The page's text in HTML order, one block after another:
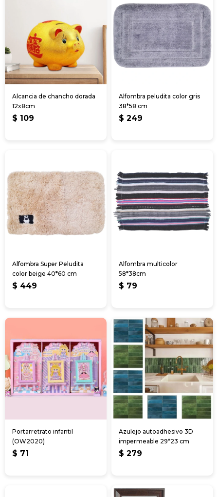
Alcancia de chancho dorada
12x8cm
$ 109
Alfombra peludita color gris
38*58 cm
$ 249
Alfombra Super Peludita
color beige 40*60 cm
$ 449
Alfombra multicolor
58*38cm
$ 79
Portarretrato infantil
(OW2020)
$ 71
Azulejo autoadhesivo 3D
impermeable 29*23 cm
$ 279